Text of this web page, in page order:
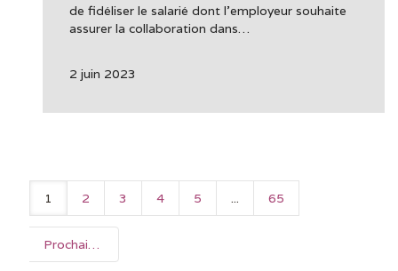
de fidéliser le salarié dont l’employeur souhaite
assurer la collaboration dans…
2 juin 2023
1 2 3 4 5 65